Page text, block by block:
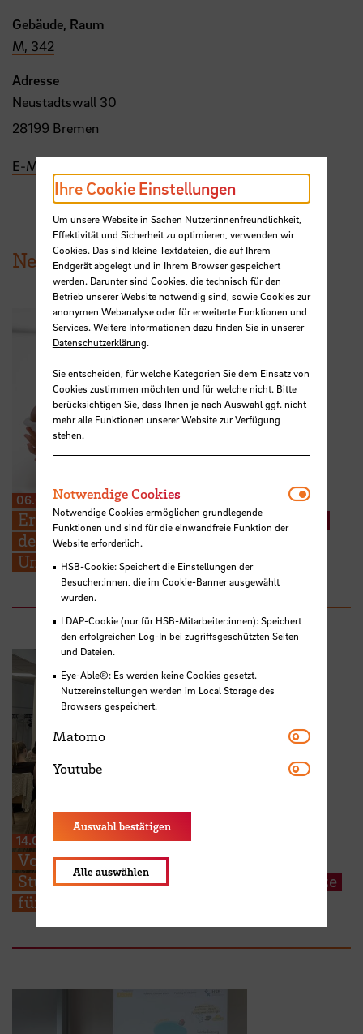
Gebäude, Raum
M, 342
Adresse
Neustadtswall 30
28199 Bremen
E-Mail
News aus der HSB
06.08.2026
Erneuter Aufruf: Hebammenstudierende
der HSB suchen weitere Schwangere zur
Unterstützung ihrer Prüfungen
14.07.2026
Von der Praxis zur Forschung: HSB-
Studierende präsentieren Lösungsansätze
für aktuelle Pflegethemen
Ihre Cookie Einstellungen
Um unsere Website in Sachen Nutzer:innenfreundlichkeit,
Effektivität und Sicherheit zu optimieren, verwenden wir
Cookies. Das sind kleine Textdateien, die auf Ihrem
Endgerät abgelegt und in Ihrem Browser gespeichert
werden. Darunter sind Cookies, die technisch für den
Betrieb unserer Website notwendig sind, sowie Cookies zur
anonymen Webanalyse oder für erweiterte Funktionen und
Services. Weitere Informationen dazu finden Sie in unserer
Datenschutzerklärung.
Sie entscheiden, für welche Kategorien Sie dem Einsatz von
Cookies zustimmen möchten und für welche nicht. Bitte
berücksichtigen Sie, dass Ihnen je nach Auswahl ggf. nicht
mehr alle Funktionen unserer Website zur Verfügung
stehen.
Notwendige Cookies
Notwendige Cookies ermöglichen grundlegende
Funktionen und sind für die einwandfreie Funktion der
Website erforderlich.
HSB-Cookie: Speichert die Einstellungen der
Besucher:innen, die im Cookie-Banner ausgewählt
wurden.
LDAP-Cookie (nur für HSB-Mitarbeiter:innen): Speichert
den erfolgreichen Log-In bei zugriffsgeschützten Seiten
und Dateien.
Eye-Able®: Es werden keine Cookies gesetzt.
Nutzereinstellungen werden im Local Storage des
Browsers gespeichert.
Matomo Matomo
Youtube Youtube
Auswahl bestätigen
Alle auswählen